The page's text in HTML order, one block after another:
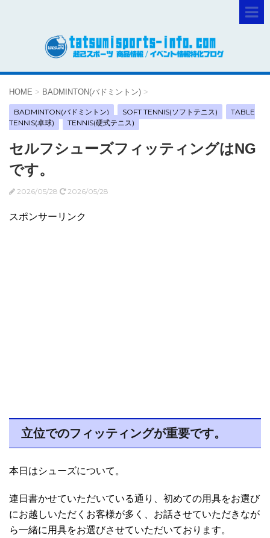
HOME > BADMINTON(バドミントン) >
BADMINTON(バドミントン) SOFT TENNIS(ソフトテニス)
TABLE
TENNIS(卓球)
TENNIS(硬式テニス)
セルフシューズフィッティングはNG
です。
2026/05/28 2026/05/28
スポンサーリンク
立位でのフィッティングが重要です。
本日はシューズについて。
連日書かせていただいている通り、初めての用具をお選び
にお越しいただくお客様が多く、お話させていただきなが
ら一緒に用具をお選びさせていただいております。